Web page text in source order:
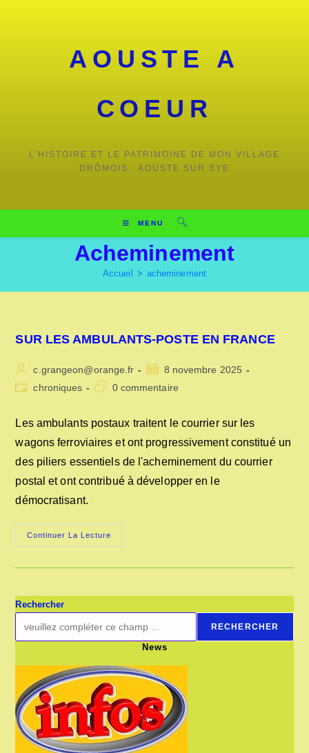
AOUSTE A
COEUR
L’HISTOIRE ET LE PATRIMOINE DE MON VILLAGE
DRÔMOIS : AOUSTE SUR SYE
MENU
Acheminement
Accueil > acheminement
SUR LES AMBULANTS-POSTE EN FRANCE
Auteur/autrice
de
c.grangeon@orange.fr
Publication
publiée :
8 novembre 2025
Postchroniques
Commentaires
publication :
0 commentaire
Les ambulants postaux traitent le courrier sur les
wagons ferroviaires et ont progressivement constitué un
des piliers essentiels de l'acheminement du courrier
postal et ont contribué à développer en le
démocratisant.
Continuer La Lecture
LES
Rechercher
RECHERCHER
News